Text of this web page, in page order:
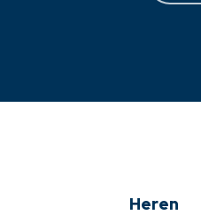
Heren